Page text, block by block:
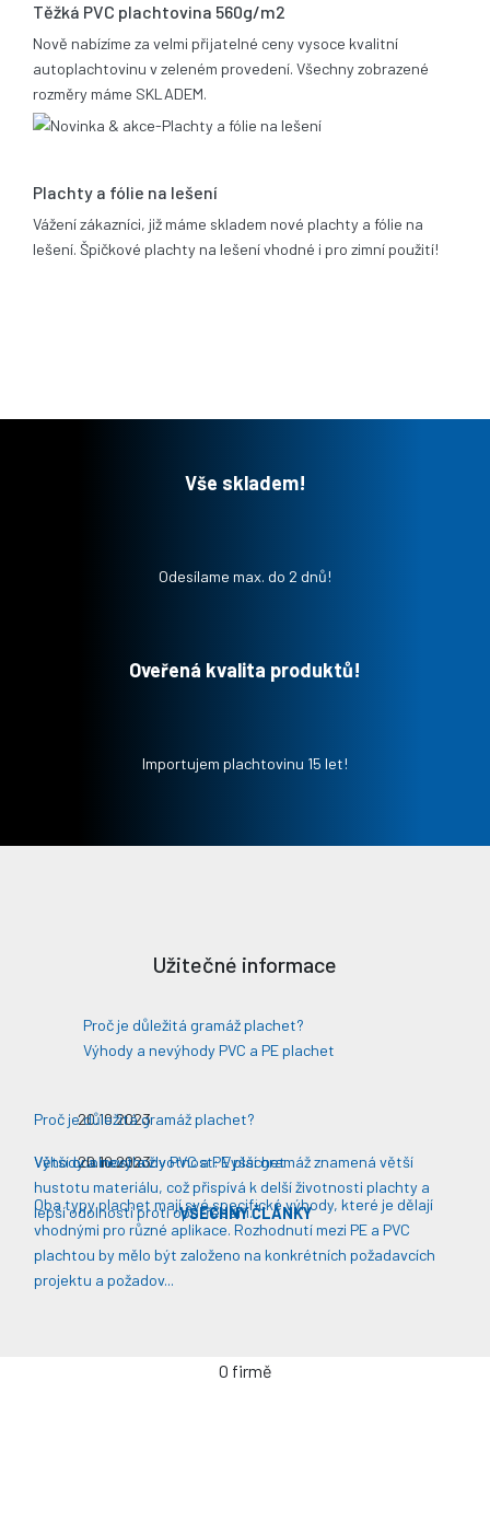
Těžká PVC plachtovina 560g/m2
Nově nabízíme za velmi přijatelné ceny vysoce kvalitní
autoplachtovinu v zeleném provedení. Všechny zobrazené
rozměry máme SKLADEM.
Plachty a fólie na lešení
Vážení zákazníci, již máme skladem nové plachty a fólie na
lešení. Špičkové plachty na lešení vhodné i pro zimní použití!
Vše skladem!
Odesílame max. do 2 dnů!
Oveřená kvalita produktů!
Importujem plachtovinu 15 let!
Užitečné informace
Proč je důležitá gramáž plachet?
Výhody a nevýhody PVC a PE plachet
Proč je důležitá gramáž plachet?
Větší odolnost a životnost: Vyšší gramáž znamená větší
hustotu materiálu, což přispívá k delší životnosti plachty a
lepší odolnosti proti opotřebení​​.
20.10.2023
Výhody a nevýhody PVC a PE plachet
Oba typy plachet mají své specifické výhody, které je dělají
vhodnými pro různé aplikace. Rozhodnutí mezi PE a PVC
plachtou by mělo být založeno na konkrétních požadavcích
projektu a požadov...
20.10.2023
VŠECHNY ČLÁNKY
O firmě